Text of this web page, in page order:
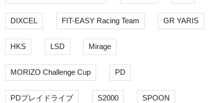
DIXCEL FIT-EASY Racing Team GR YARIS
HKS LSD Mirage
MORIZO Challenge Cup PD
PDプレイドライブ S2000 SPOON